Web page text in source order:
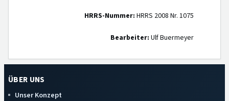
HRRS-Nummer: HRRS 2008 Nr. 1075
Bearbeiter: Ulf Buermeyer
ÜBER UNS
Unser Konzept